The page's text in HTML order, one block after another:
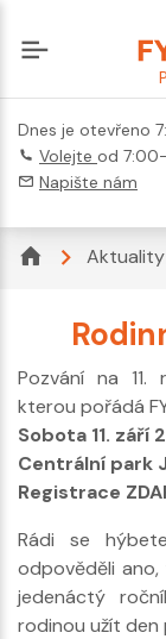
Dnes je otevřeno
Volejte od
Napište nám
Aktuality
Pozvání na 11.
kterou pořádá
Sobota 11. září
Centrální park
Registrace
Rádi se
odpověděli ano,
jedenáctý
rodinou užít den